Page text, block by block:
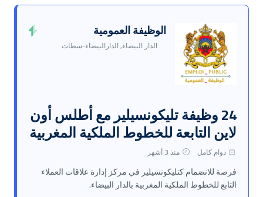
الوظيفة العمومية
الدار البيضاء, الدارالبيضاء-سطات
24 وظيفة تليكونسيلير مع أطلس أون
لاين التابعة للخطوط الملكية المغربية
دوام كامل منذ 3 أشهر
فرصة للانضمام كتليكونسيلير في مركز إدارة علاقات العملاء
التابع للخطوط الملكية المغربية بالدار البيضاء.